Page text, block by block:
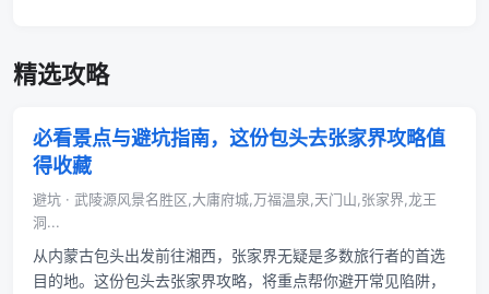
精选攻略
必看景点与避坑指南，这份包头去张家界攻略值
得收藏
避坑 · 武陵源风景名胜区,大庸府城,万福温泉,天门山,张家界,龙王
洞...
从内蒙古包头出发前往湘西，张家界无疑是多数旅行者的首选
目的地。这份包头去张家界攻略，将重点帮你避开常见陷阱，